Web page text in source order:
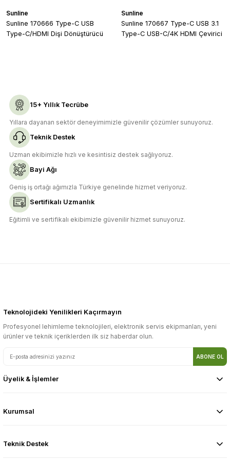
Uyumluluk Uygulama Alanları
Ağırlık
Ürün fiyatı diğer sitelerden daha pahalı.
Bu ürüne benzer farklı alternatifler olmalı.
Sunline
Sunline 170666 Type-C USB
Type-C/HDMI Dişi Dönüştürücü
Sunline
Sunline 170667 Type-C USB 3.1
Type-C USB-C/4K HDMI Çevirici
15+ Yıllık Tecrübe
Yıllara dayanan sektör deneyimimizle güvenilir çözümler sunuyoruz.
Teknik Destek
Uzman ekibimizle hızlı ve kesintisiz destek sağlıyoruz.
Bayi Ağı
Geniş iş ortağı ağımızla Türkiye genelinde hizmet veriyoruz.
Sertifikalı Uzmanlık
Eğitimli ve sertifikalı ekibimizle güvenilir hizmet sunuyoruz.
Teknolojideki Yenilikleri Kaçırmayın
Profesyonel lehimleme teknolojileri, elektronik servis ekipmanları, yeni
ürünler ve teknik içeriklerden ilk siz haberdar olun.
ABONE OL
Üyelik & İşlemler
Kurumsal
Teknik Destek